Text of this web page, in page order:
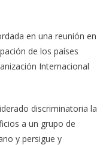
en una reunión en
de los países
Internacional
discriminatoria la
a un grupo de
y persigue y